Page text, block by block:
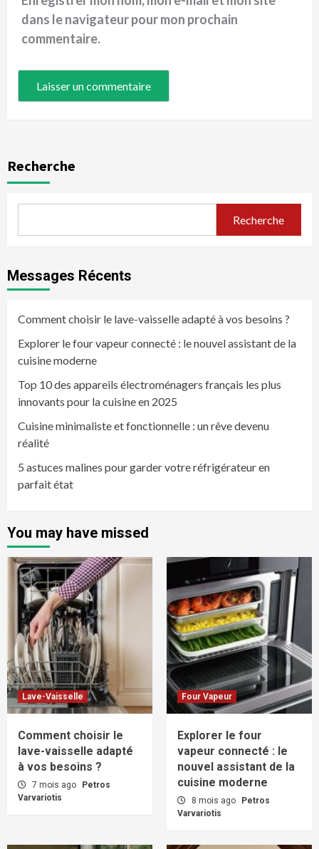
dans le navigateur pour mon prochain
commentaire.
Recherche
Recherche
Messages Récents
Comment choisir le lave-vaisselle adapté à vos besoins ?
Explorer le four vapeur connecté : le nouvel assistant de la
cuisine moderne
Top 10 des appareils électroménagers français les plus
innovants pour la cuisine en 2025
Cuisine minimaliste et fonctionnelle : un rêve devenu
réalité
5 astuces malines pour garder votre réfrigérateur en
parfait état
You may have missed
Lave-Vaisselle
Comment choisir le
lave-vaisselle adapté
à vos besoins ?
7 mois ago
Petros
Varvariotis
Four Vapeur
Explorer le four
vapeur connecté : le
nouvel assistant de la
cuisine moderne
8 mois ago
Petros
Varvariotis